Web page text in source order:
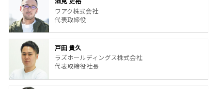
ワアク株式会社
代表取締役
戸田 貴久
ラズホールディングス株式会社
代表取締役社長